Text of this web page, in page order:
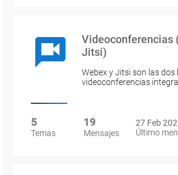
Videoconferencias
Jitsi)
Webex y Jitsi son las
videoconferencias
5
Temas
19
Mensajes
27 Feb
Último